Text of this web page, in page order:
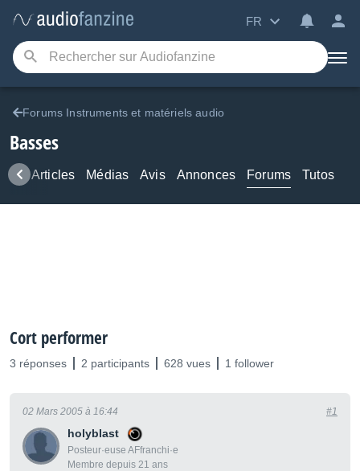
FR
Forums Instruments et matériels audio
Basses
Articles Médias Avis Annonces Forums Tutos
Cort performer
3 réponses 2 participants 628 vues 1 follower
holyblast
Posteur·euse AFfranchi·e
Membre depuis 21 ans
02 Mars 2005 à 16:44 #1